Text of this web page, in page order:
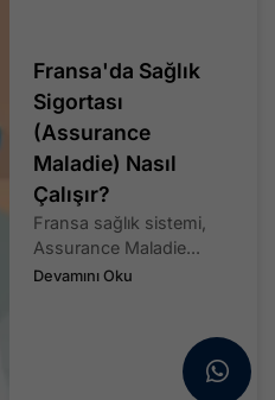
Fransa'da Sağlık
Sigortası
(Assurance
Maladie) Nasıl
Çalışır?
Fransa sağlık sistemi,
Assurance Maladie...
Devamını Oku